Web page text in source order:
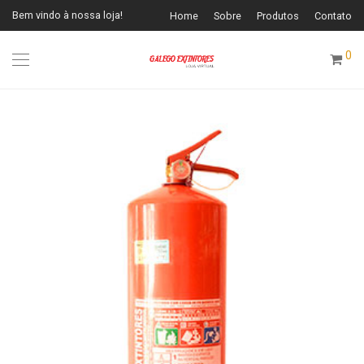
Bem vindo à nossa loja! Home Sobre Produtos Contato
0